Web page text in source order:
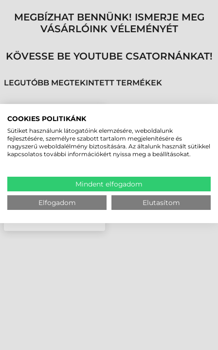
MEGBÍZHAT BENNÜNK! ISMERJE MEG
VÁSÁRLÓINK VÉLEMÉNYÉT
KÖVESSE BE YOUTUBE CSATORNÁNKAT!
LEGUTÓBB MEGTEKINTETT TERMÉKEK
DATALOGIC
DOKKOLÓ, USB/RS232/
BLUETOOTH, FEKETE,
GBT4600
COOKIES POLITIKÁNK
Sütiket használunk látogatóink elemzésére, weboldalunk
fejlesztésére, személyre szabott tartalom megjelenítésére és
nagyszerű weboldalélmény biztosítására. Az általunk használt sütikkel
kapcsolatos további információkért nyissa meg a beállításokat.
Mindent elfogadom
Elfogadom Elutasítom